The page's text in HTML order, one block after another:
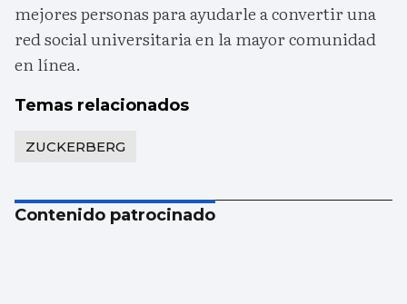
mejores personas para ayudarle a convertir una
red social universitaria en la mayor comunidad
en línea.
Temas relacionados
ZUCKERBERG
Contenido patrocinado